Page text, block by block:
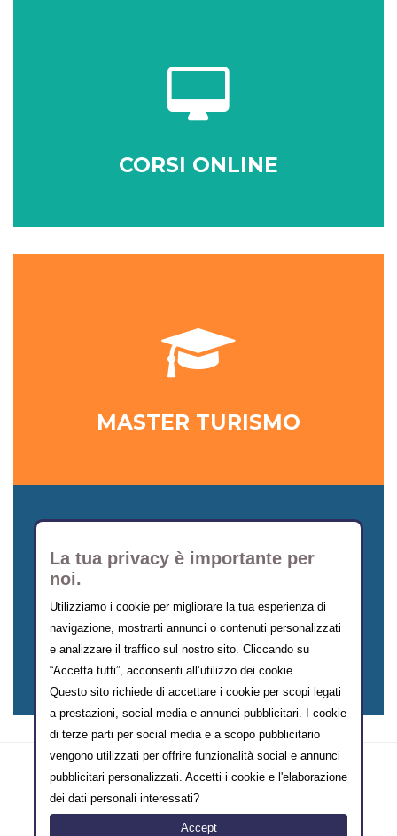
CORSI ONLINE
MASTER TURISMO
CERCA SCUOLA
La tua privacy è importante per
noi.
Utilizziamo i cookie per migliorare la tua esperienza di
navigazione, mostrarti annunci o contenuti personalizzati
e analizzare il traffico sul nostro sito. Cliccando su
“Accetta tutti”, acconsenti all’utilizzo dei cookie.
Questo sito richiede di accettare i cookie per scopi legati
a prestazioni, social media e annunci pubblicitari. I cookie
di terze parti per social media e a scopo pubblicitario
vengono utilizzati per offrire funzionalità social e annunci
pubblicitari personalizzati. Accetti i cookie e l'elaborazione
dei dati personali interessati?
Accept